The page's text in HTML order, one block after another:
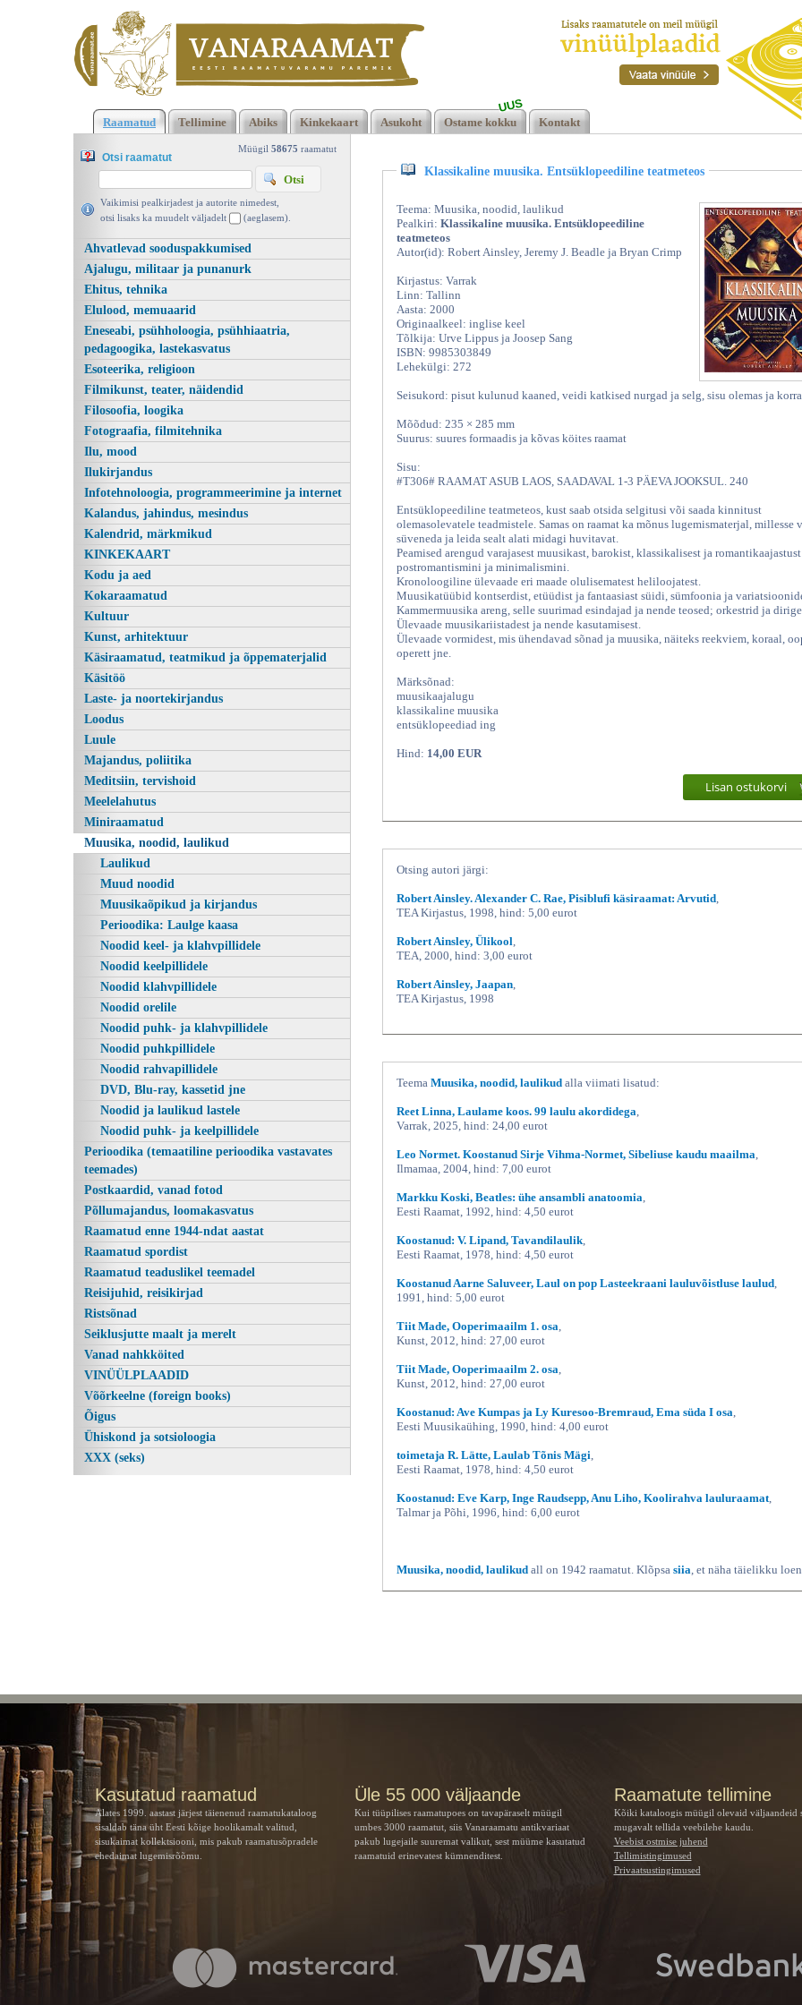
Klassikaline muusika Entsüklopeediline teatmeteos,
Klõpsa siia , et näha täielikku loendit!Klassikaline muusika.
Entsüklopeediline teatmeteos, Varrak 2000 | vanaraamat. ee
Raamatud Tellimine Abiks Kinkekaart Asukoht Ostame kokku
UUS
Kontakt
Müügil 58675 raamatut
Otsi raamatut
Vaikimisi pealkirjadest ja autorite nimedest,
otsi lisaks ka muudelt väljadelt
(aeglasem).
Ahvatlevad sooduspakkumised
Ajalugu, militaar ja punanurk
Ehitus, tehnika
Elulood, memuaarid
Eneseabi, psühholoogia, psühhiaatria,
pedagoogika, lastekasvatus
Esoteerika, religioon
Filmikunst, teater, näidendid
Filosoofia, loogika
Fotograafia, filmitehnika
Ilu, mood
Ilukirjandus
Infotehnoloogia, programmeerimine ja internet
Kalandus, jahindus, mesindus
Kalendrid, märkmikud
KINKEKAART
Kodu ja aed
Kokaraamatud
Kultuur
Kunst, arhitektuur
Käsiraamatud, teatmikud ja õppematerjalid
Käsitöö
Laste- ja noortekirjandus
Loodus
Luule
Majandus, poliitika
Meditsiin, tervishoid
Meelelahutus
Miniraamatud
Muusika, noodid, laulikud
Laulikud
Muud noodid
Muusikaõpikud ja kirjandus
Perioodika: Laulge kaasa
Noodid keel- ja klahvpillidele
Noodid keelpillidele
Noodid klahvpillidele
Noodid orelile
Noodid puhk- ja klahvpillidele
Noodid puhkpillidele
Noodid rahvapillidele
DVD, Blu-ray, kassetid jne
Noodid ja laulikud lastele
Noodid puhk- ja keelpillidele
Perioodika (temaatiline perioodika vastavates
teemades)
Postkaardid, vanad fotod
Põllumajandus, loomakasvatus
Raamatud enne 1944-ndat aastat
Raamatud spordist
Raamatud teaduslikel teemadel
Reisijuhid, reisikirjad
Ristsõnad
Seiklusjutte maalt ja merelt
Vanad nahkköited
VINÜÜLPLAADID
Võõrkeelne (foreign books)
Õigus
Ühiskond ja sotsioloogia
XXX (seks)
Klassikaline muusika. Entsüklopeediline teatmeteos
Teema: Muusika, noodid, laulikud
Pealkiri: Klassikaline muusika. Entsüklopeediline
teatmeteos
Autor(id): Robert Ainsley, Jeremy J. Beadle ja Bryan Crimp
Kirjastus: Varrak
Linn: Tallinn
Aasta: 2000
Originaalkeel: inglise keel
Tõlkija: Urve Lippus ja Joosep Sang
ISBN: 9985303849
Lehekülgi: 272
Seisukord: pisut kulunud kaaned, veidi katkised nurgad ja selg, sisu olemas ja
Mõõdud: 235 × 285 mm
Suurus: suures formaadis ja kõvas köites raamat
Sisu:
#T306# RAAMAT ASUB LAOS, SAADAVAL 1-3 PÄEVA JOOKSUL. 240
Entsüklopeediline teatmeteos, kust saab otsida selgitusi või saada kinnitust
olemasolevatele teadmistele. Samas on raamat ka mõnus lugemismaterjal, millesse
süveneda ja leida sealt alati midagi huvitavat.
Peamised arengud varajasest muusikast, barokist, klassikalisest ja romantikaajastust
postromantismini ja minimalismini.
Kronoloogiline ülevaade eri maade olulisematest heliloojatest.
Muusikatüübid kontserdist, etüüdist ja fantaasiast süidi, sümfoonia ja
Kammermuusika areng, selle suurimad esindajad ja nende teosed; orkestrid ja
Ülevaade muusikariistadest ja nende kasutamisest.
Ülevaade vormidest, mis ühendavad sõnad ja muusika, näiteks reekviem, koraal,
operett jne.
Märksõnad:
muusikaajalugu
klassikaline muusika
entsüklopeediad ing
Hind: 14,00 EUR
Lisan ostukorvi
Otsing autori järgi:
Robert Ainsley. Alexander C. Rae, Pisiblufi käsiraamat: Arvutid
TEA Kirjastus, 1998, hind: 5,00 eurot
Robert Ainsley, Ülikool
TEA, 2000, hind: 3,00 eurot
Robert Ainsley, Jaapan
TEA Kirjastus, 1998
Teema Muusika, noodid, laulikud alla viimati lisatud:
Reet Linna, Laulame koos. 99 laulu akordidega
Varrak, 2025, hind: 24,00 eurot
Leo Normet. Koostanud Sirje Vihma-Normet, Sibeliuse kaudu maailma
Ilmamaa, 2004, hind: 7,00 eurot
Markku Koski, Beatles: ühe ansambli anatoomia
Eesti Raamat, 1992, hind: 4,50 eurot
Koostanud: V. Lipand, Tavandilaulik
Eesti Raamat, 1978, hind: 4,50 eurot
Koostanud Aarne Saluveer, Laul on pop Lasteekraani lauluvõistluse laulud
1991, hind: 5,00 eurot
Tiit Made, Ooperimaailm 1. osa
Kunst, 2012, hind: 27,00 eurot
Tiit Made, Ooperimaailm 2. osa
Kunst, 2012, hind: 27,00 eurot
Koostanud: Ave Kumpas ja Ly Kuresoo-Bremraud, Ema süda I osa
Eesti Muusikaühing, 1990, hind: 4,00 eurot
toimetaja R. Lätte, Laulab Tõnis Mägi
Eesti Raamat, 1978, hind: 4,50 eurot
Koostanud: Eve Karp, Inge Raudsepp, Anu Liho, Koolirahva lauluraamat
Talmar ja Põhi, 1996, hind: 6,00 eurot
Muusika, noodid, laulikud all on 1942 raamatut. Klõpsa siia , et näha täielikku
Kasutatud raamatud
Alates 1999. aastast järjest täienenud raamatukataloog
sisaldab täna üht Eesti kõige hoolikamalt valitud,
sisukaimat kollektsiooni, mis pakub raamatusõpradele
ehedaimat lugemisrõõmu.
Üle 55 000 väljaande
Kui tüüpilises raamatupoes on tavapäraselt müügil
umbes 3000 raamatut, siis Vanaraamatu antikvariaat
pakub lugejaile suuremat valikut, sest müüme kasutatud
raamatuid erinevatest kümnenditest.
Raamatute tellimine
Kõiki kataloogis müügil olevaid väljaandeid
mugavalt tellida veebilehe kaudu.
Veebist ostmise juhend
Tellimistingimused
Privaatsustingimused